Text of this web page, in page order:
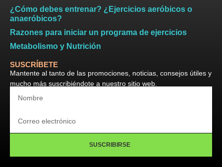
¿Cómo debes entrenar? ¿Ejercicios aeróbicos o
anaeróbicos?
Razones para iniciar un programa de ejercicios
Metabolismo y Nutrición
SUSCRÍBETE
Mantente al tanto de las promociones, noticias, consejos útiles y
mucho más suscribiéndote a nuestro sitio web.
SUSCRIBIRSE